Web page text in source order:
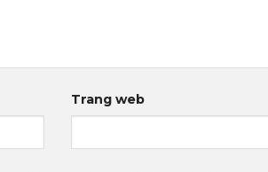
Trang web